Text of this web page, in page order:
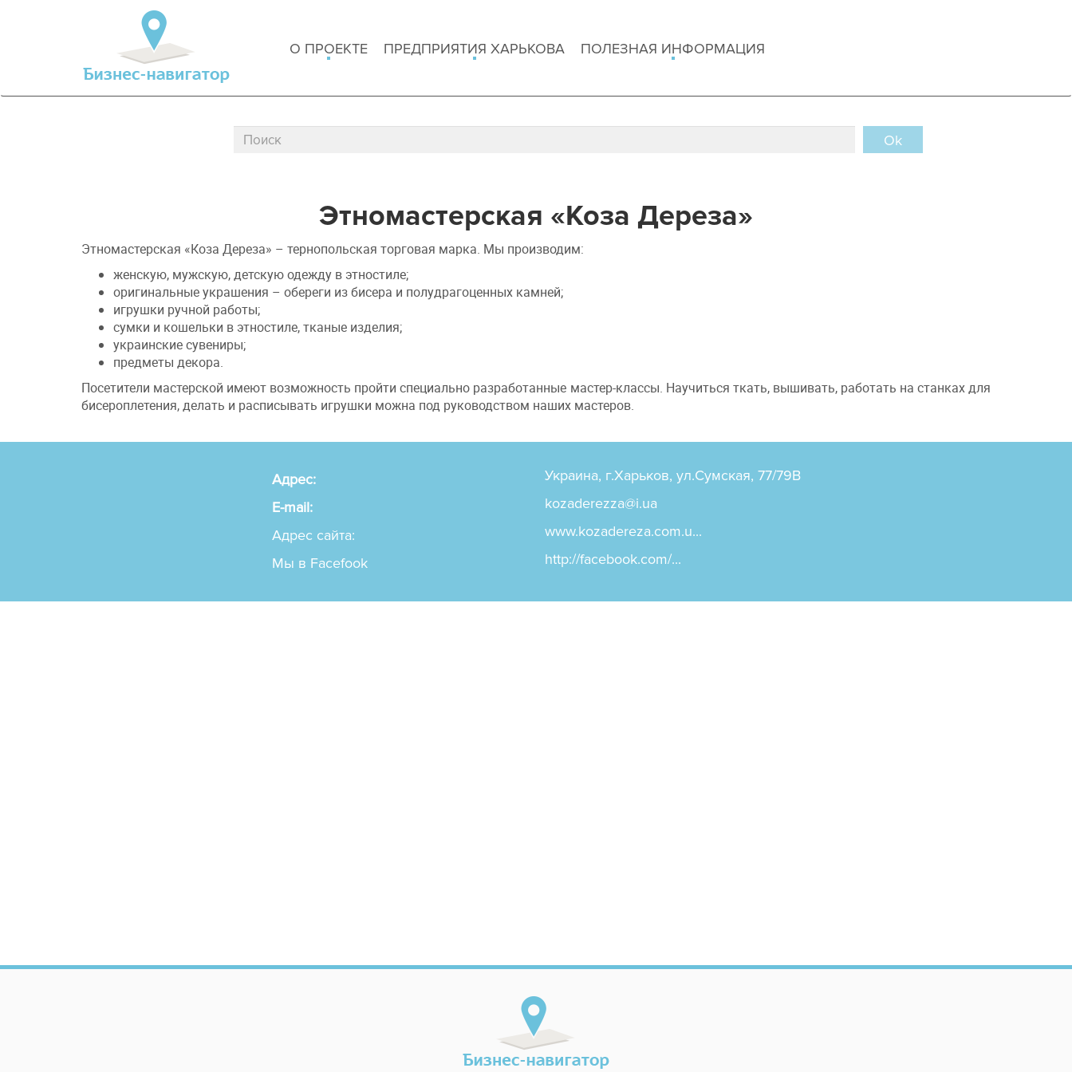
О ПРОЕКТЕ ПРЕДПРИЯТИЯ ХАРЬКОВА ПОЛЕЗНАЯ ИНФОРМАЦИЯ
Ok
Этномастерская «Коза Дереза»
Этномастерская «Коза Дереза» – тернопольская торговая марка. Мы производим:
женскую, мужскую, детскую одежду в этностиле;
оригинальные украшения – обереги из бисера и полудрагоценных камней;
игрушки ручной работы;
сумки и кошельки в этностиле, тканые изделия;
украинские сувениры;
предметы декора.
Посетители мастерской имеют возможность пройти специально разработанные мастер-классы. Научиться ткать, вышивать, работать на станках для
бисероплетения, делать и расписывать игрушки можна под руководством наших мастеров.
Адрес:
Украина, г.Харьков, ул.Сумская, 77/79В
E-mail:
kozaderezza@i.ua
Адрес сайта:
www.kozadereza.com.u...
Мы в Facefook
http://facebook.com/...